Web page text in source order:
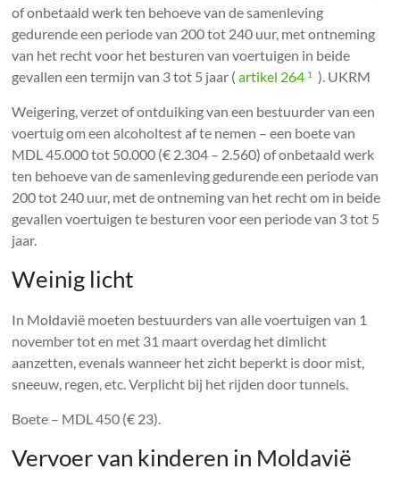
of onbetaald werk ten behoeve van de samenleving
gedurende een periode van 200 tot 240 uur, met ontneming
van het recht voor het besturen van voertuigen in beide
gevallen een termijn van 3 tot 5 jaar (artikel 264 1 ). UKRM
Weigering, verzet of ontduiking van een bestuurder van een
voertuig om een ​​alcoholtest af te nemen – een boete van
MDL 45.000 tot 50.000 (€ 2.304 – 2.560) of onbetaald werk
ten behoeve van de samenleving gedurende een periode van
200 tot 240 uur, met de ontneming van het recht om in beide
gevallen voertuigen te besturen voor een periode van 3 tot 5
jaar.
Weinig licht
In Moldavië moeten bestuurders van alle voertuigen van 1
november tot en met 31 maart overdag het dimlicht
aanzetten, evenals wanneer het zicht beperkt is door mist,
sneeuw, regen, etc. Verplicht bij het rijden door tunnels.
Boete – MDL 450 (€ 23).
Vervoer van kinderen in Moldavië